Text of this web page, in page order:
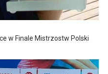
w Finale Mistrzostw Polski